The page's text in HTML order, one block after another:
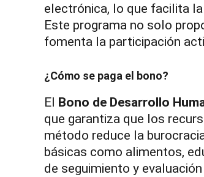
electrónica, lo que facilita
Este programa no solo
fomenta la participación
¿Cómo se paga el bono?
El Bono de Desarrollo
que garantiza que los
método reduce la
básicas como alimentos,
de seguimiento y